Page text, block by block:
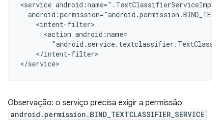
<service android:name=".TextClassifierServiceImpl"
    <intent-filter>
      <action android:name=
    </intent-filter>
</service>
Observação: o serviço precisa exigir a permissão
android.permission.BIND_TEXTCLASSIFIER_SERVICE